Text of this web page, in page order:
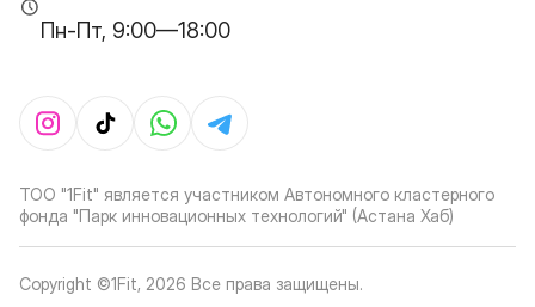
Пн-Пт, 9:00—18:00
ТОО "1Fit" является участником Автономного кластерного
фонда "Парк инновационных технологий" (Астана Хаб)
Copyright ©1Fit, 2026 Все права защищены.